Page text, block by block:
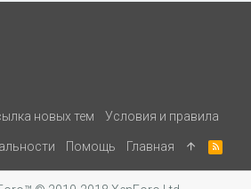
новых тем Условия и правила
Помощь Главная
R
S